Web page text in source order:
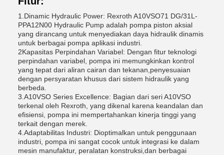
1.Dinamic Hydraulic Power: Rexroth A10VSO71 DG/31L-
PPA12N00 Hydraulic Pump adalah pompa piston aksial
yang dirancang untuk menyediakan daya hidraulik dinamis
untuk berbagai pompa aplikasi industri.
2Kapasitas Perpindahan Variabel: Dengan fitur teknologi
perpindahan variabel, pompa ini memungkinkan kontrol
yang tepat dari aliran cairan dan tekanan,penyesuaian
dengan persyaratan khusus dari sistem hidraulik yang
berbeda.
3.A10VSO Series Excellence: Bagian dari seri A10VSO
terkenal oleh Rexroth, yang dikenal karena keandalan dan
efisiensi, pompa ini mempertahankan kinerja tinggi yang
terkait dengan merek.
4.Adaptabilitas Industri: Dioptimalkan untuk penggunaan
industri, pompa ini sangat cocok untuk integrasi ke dalam
mesin manufaktur, peralatan konstruksi,dan berbagai